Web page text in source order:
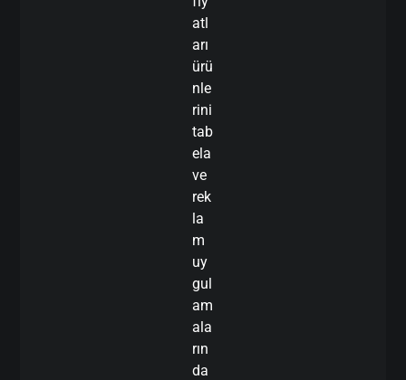
atl
arı
ürü
nle
rini
tab
ela
ve
rek
la
m
uy
gul
am
ala
rın
da